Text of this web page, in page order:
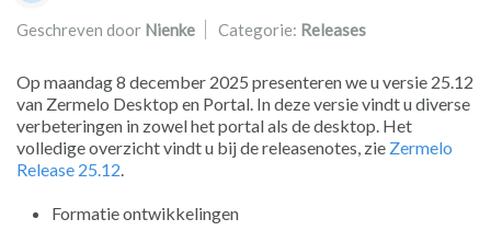
Geschreven door Nienke Categorie: Releases
Op maandag 8 december 2025 presenteren we u versie 25.12
van Zermelo Desktop en Portal. In deze versie vindt u diverse
verbeteringen in zowel het portal als de desktop. Het
volledige overzicht vindt u bij de releasenotes, zie Zermelo
Release 25.12.
Formatie ontwikkelingen